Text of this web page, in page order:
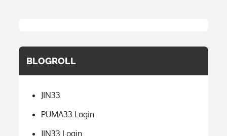
BLOGROLL
JIN33
PUMA33 Login
JIN33 Login